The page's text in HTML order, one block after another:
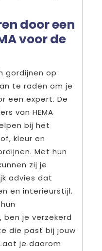
door een
voor de
gordijnen op
te raden om je
een expert. De
van HEMA
bij het
kleur en
Met hun
zij je
advies dat
en interieurstijl.
ben je verzekerd
die past bij jouw
je daarom